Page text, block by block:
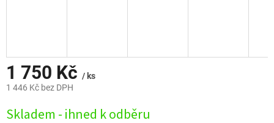
1 750 Kč / ks
1 446 Kč bez DPH
cena:
Skladem - ihned k odběru